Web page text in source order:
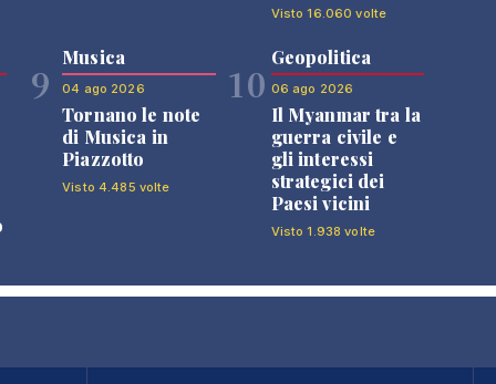
Visto 16.060 volte
9
Musica
04 ago 2026
Tornano le note
di Musica in
Piazzotto
Visto 4.485 volte
10
Geopolitica
06 ago 2026
Il Myanmar tra la
guerra civile e
gli interessi
strategici dei
Paesi vicini
Visto 1.938 volte